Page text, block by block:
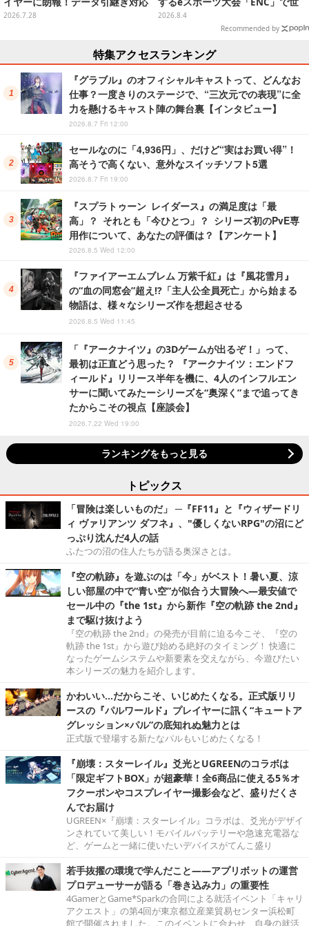
の「序盤体験版」が配信決定
2026.7.28
界に挑む
2026.8.4
Recommended by
特集アクセスランキング
『グラブル』のオフィシャルキャストって、どんなお
仕事？一度きりのステージで、“三次元での表現”に全
力を懸けるキャスト陣の舞台裏【インタビュー】
2026.8.7 Fri 12:00
セールなのに「4,936円」、だけど“実はお買い得”！
高そうで高くない、意外なスイッチソフト5選
2026.8.7 Fri 19:00
『スプラトゥーン レイダース』の満足度は「最
高」？ それとも「今ひとつ」？ シリーズ初のPvE専
用作について、あなたの評価は？【アンケート】
2026.8.5 Wed 12:00
『ファイアーエムブレム 万紫千紅』は『風花雪月』
の“血の同窓会”超え!?「主人公全員死亡」から始まる
物語は、様々なシリーズ作を想起させる
2026.8.5 Wed 11:45
「『アークナイツ』の3Dゲームが出るぞ！」って、
最初は正直どう思った？ 『アークナイツ：エンドフ
ィールド』リリース半年を機に、4人のインフルエン
サーに聞いてみたーシリーズを“奥深く”まで追ってき
たからこその視点【座談会】
2026.7.22 Wed 19:00
ランキングをもっと見る
トピックス
「冒険は楽しいものだ」 ─『FF11』と『ウィザードリ
ィ ヴァリアンツ ダフネ』、"優しくないRPG"の沼にど
っぷり沈んだ4人の話
ふたつの沼の住人たちが語る奥深さとは。
『空の軌跡』を遊ぶのは「今」がベスト！暑い夏、涼
しい部屋の中で“青い空”が似合う大冒険へ―最安値で
セール中の『the 1st』から新作『空の軌跡 the 2nd』
まで駆け抜けよう
『空の軌跡 the 2nd』の発売が目前に迫る今こそ、『空の
軌跡 the 1st』から遊び始める絶好のタイミング！ 快適に
なったゲームシステムや新要素を交えながら、今遊びたい
本シリーズの魅力を紹介します。
かわいい…だからこそ、いじめたくなる。正式版リリ
ースの『パルワールド』プレイヤーに訊く“キュートア
グレッション×パル”の底知れぬ魅力とは
正式版で登場する新たなパルもいじめたくなる！
『崩壊：スターレイル』爻光とUGREENのコラボは
「限定ギフトBOX」が超豪華！全6商品に使える5％オ
フクーポンやコスプレイヤー撮影会など、盛りだくさ
んでお届け
UGREEN×『崩壊：スターレイル』コラボは、爻光がデザイ
ンされていて美しい！モバイルバッテリーや急速充電器な
ど、ゲームと一緒に使いたいデバイスがてんこ盛り
若手抜擢の環境で学んだこと――アプリボットの運営
プロデューサーが語る「巻き込み力」の重要性
4GamerとGame*Sparkの合同による就活イベント「キャリ
アクエスト」の第4回が東京都立産業貿易センター浜松町
館で開催されました。このイベントに合わせ、自身の就活